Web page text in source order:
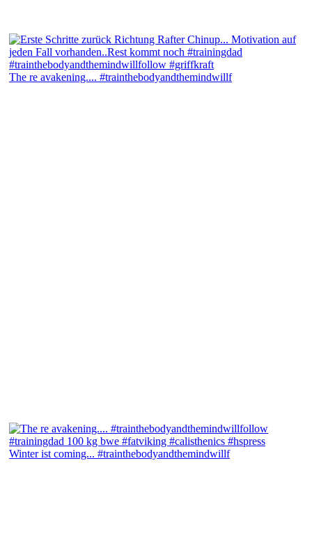
The re avakening.... #trainthebodyandthemindwillf
Winter ist coming... #trainthebodyandthemindwillf